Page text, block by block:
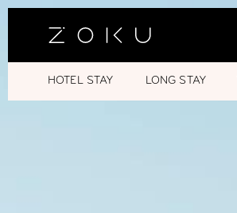
HOTEL STAY LONG STAY